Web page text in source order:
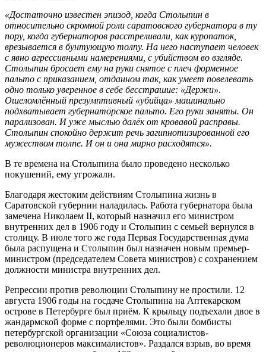
«Достаточно известен эпизод, когда Столыпин в
относительно скромной роли саратовского губернатора в ту
пору, когда губернаторов расстреливали, как куропаток,
врезывается в бунтующую толпу. На него наступает человек
с явно агрессивными намерениями, с убийством во взгляде.
Столыпин бросает ему на руки снятое с плеч форменное
пальто с приказанием, отданном так, как умеет повелевать
одно только уверенное в себе бесстрашие: «Держи».
Ошеломлённый презумптивный «убийца» машинально
подхватывает губернаторское пальто. Его руки заняты. Он
парализован. И уже мыслью далёк от кровавой расправы.
Столыпин спокойно держит речь загипнотизированной его
мужеством толпе. И он и она мирно расходятся».
В те времена на Столыпина было проведено несколько
покушений, ему угрожали.
Благодаря жестоким действиям Столыпина жизнь в
Саратовской губернии наладилась. Работа губернатора была
замечена Николаем II, который назначил его министром
внутренних дел в 1906 году и Столыпин с семьей вернулся в
столицу. В июле того же года Первая Государственная дума
была распущена и Столыпин был назначен новым премьер-
министром (председателем Совета министров) с сохранением
должности министра внутренних дел.
Репрессии против революции Столыпину не простили. 12
августа 1906 годы на госдаче Столыпина на Аптекарском
острове в Петербурге был приём. К крыльцу подъехали двое в
жандармской форме с портфелями. Это были бомбисты
петербургской организации «Союза социалистов-
революционеров максималистов». Раздался взрыв, во время